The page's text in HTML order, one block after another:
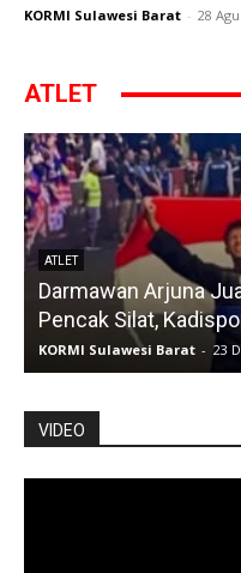
KORMI Sulawesi Barat - 28
ATLET
ATLET
Darmawan Arjuna
Pencak Silat,
KORMI Sulawesi Barat - 23
VIDEO